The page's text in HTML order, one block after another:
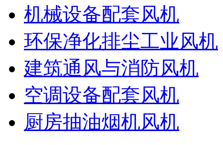
机械设备配套风机
环保净化排尘工业风机
建筑通风与消防风机
空调设备配套风机
厨房抽油烟机风机